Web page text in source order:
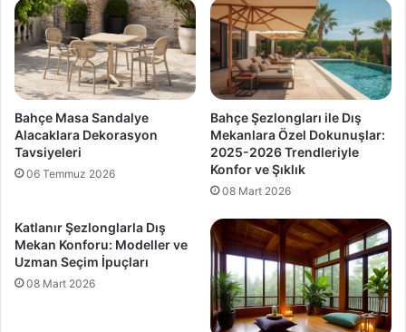
Bahçe Masa Sandalye
Alacaklara Dekorasyon
Tavsiyeleri
06 Temmuz 2026
Bahçe Şezlongları ile Dış
Mekanlara Özel Dokunuşlar:
2025-2026 Trendleriyle
Konfor ve Şıklık
08 Mart 2026
Katlanır Şezlonglarla Dış
Mekan Konforu: Modeller ve
Uzman Seçim İpuçları
08 Mart 2026